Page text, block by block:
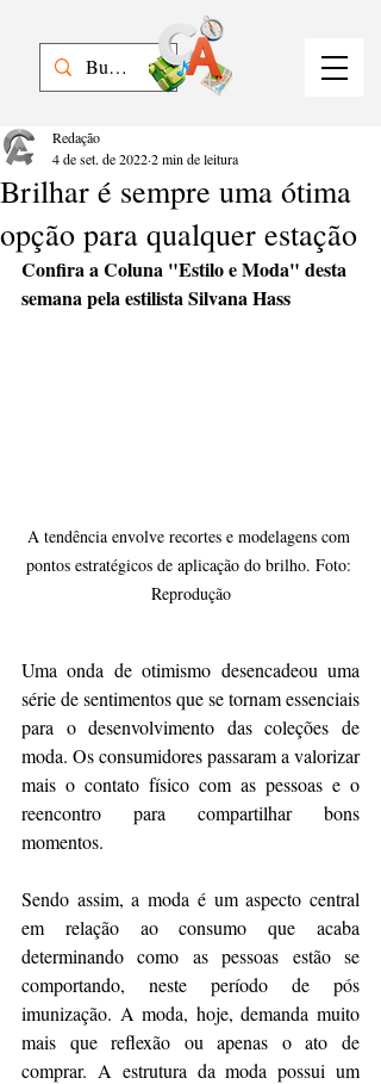
Brilhar é sempre uma ótima
opção para qualquer estação
Redação
4 de set. de 20222 min de leitura
Confira a Coluna "Estilo e Moda" desta
semana pela estilista Silvana Hass
A tendência envolve recortes e modelagens com
pontos estratégicos de aplicação do brilho. Foto:
Reprodução
Uma onda de otimismo desencadeou uma
série de sentimentos que se tornam essenciais
para o desenvolvimento das coleções de
moda. Os consumidores passaram a valorizar
mais o contato físico com as pessoas e o
reencontro para compartilhar bons
momentos.
Sendo assim, a moda é um aspecto central
em relação ao consumo que acaba
determinando como as pessoas estão se
comportando, neste período de pós
imunização. A moda, hoje, demanda muito
mais que reflexão ou apenas o ato de
comprar. A estrutura da moda possui um